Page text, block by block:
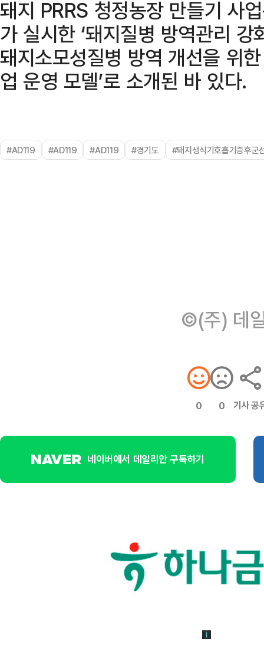
돼지 PRRS 청정농장 만들기 사
가 실시한 ‘돼지질병 방역관리 강
돼지소모성질병 방역 개선을 위
업 운영 모델’로 소개된 바 있다.
#AD119 #AD119 #AD119 #경기도 #돼지생식기호흡기증후군
©(주) 데
0 0 기사 공
네이버에서 데일리안 구독하기